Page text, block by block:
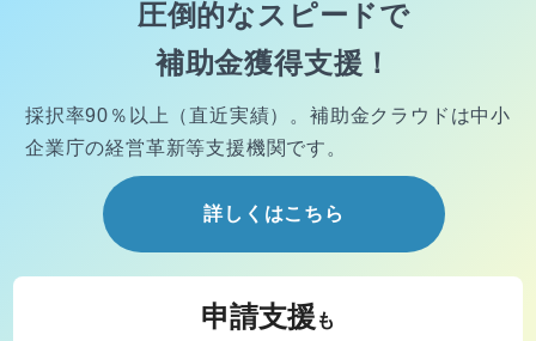
圧倒的なスピードで
補助金獲得支援！
採択率90％以上（直近実績）。 補助金クラウドは中小
企業庁の経営革新等支援機関です。
詳しくはこちら
申請支援 も